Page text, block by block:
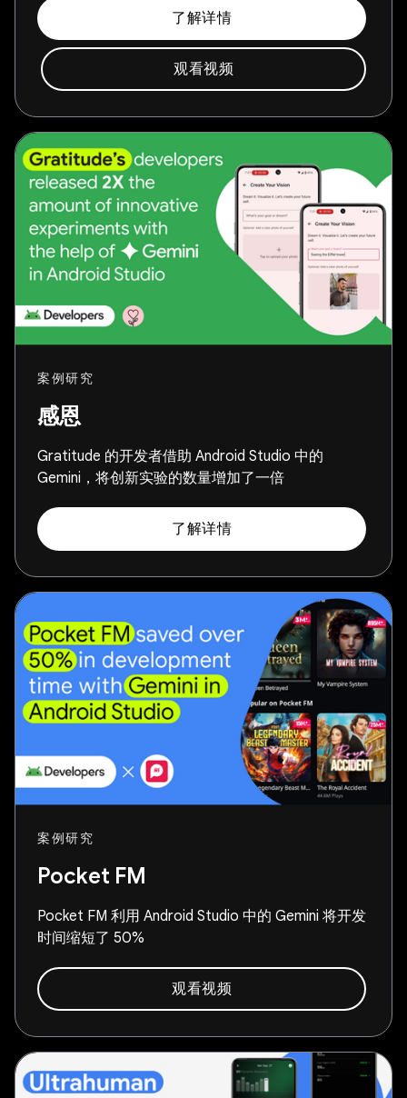
了解详情
观看视频
案例研究
感恩
Gratitude 的开发者借助 Android Studio 中的
Gemini，将创新实验的数量增加了一倍
了解详情
案例研究
Pocket FM
Pocket FM 利用 Android Studio 中的 Gemini 将开发
时间缩短了 50%
观看视频